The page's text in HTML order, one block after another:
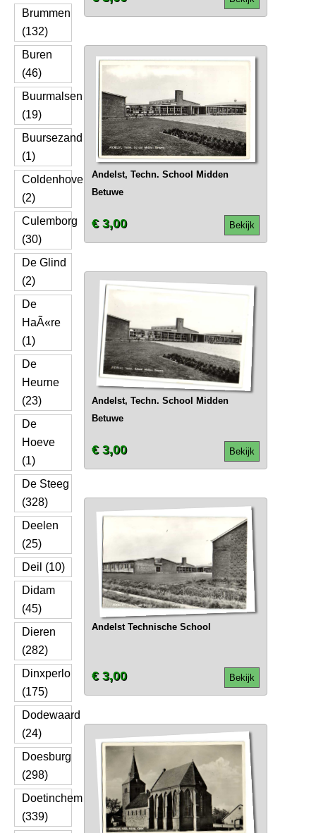
Brummen
(132)
Buren
(46)
Buurmalsen
(19)
Buursezand
(1)
Coldenhove
(2)
Culemborg
(30)
De Glind
(2)
De
HaÃ«re
(1)
De
Heurne
(23)
De
Hoeve
(1)
De Steeg
(328)
Deelen
(25)
Deil (10)
Didam
(45)
Dieren
(282)
Dinxperlo
(175)
Dodewaard
(24)
Doesburg
(298)
Doetinchem
(339)
Andelst, Techn. School Midden
Betuwe
Bekijk
€ 3,00
Andelst, Techn. School Midden
Betuwe
Bekijk
€ 3,00
Andelst Technische School
Bekijk
€ 3,00